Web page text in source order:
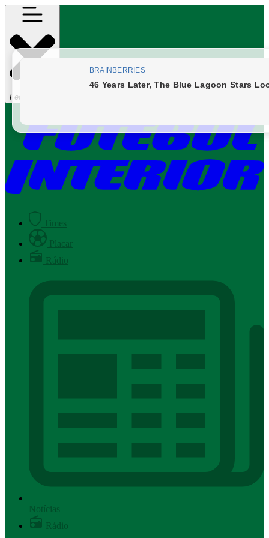
Fechar Menu
Times
Placar
Rádio
Notícias
Rádio